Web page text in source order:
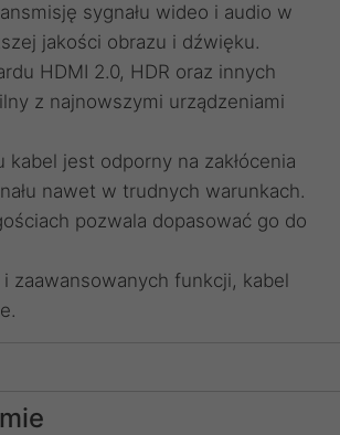
sygnału wideo i audio w
jakości obrazu i dźwięku.
HDMI 2.0, HDR oraz innych
z najnowszymi urządzeniami
jest odporny na zakłócenia
nawet w trudnych warunkach.
pozwala dopasować go do
zaawansowanych funkcji, kabel